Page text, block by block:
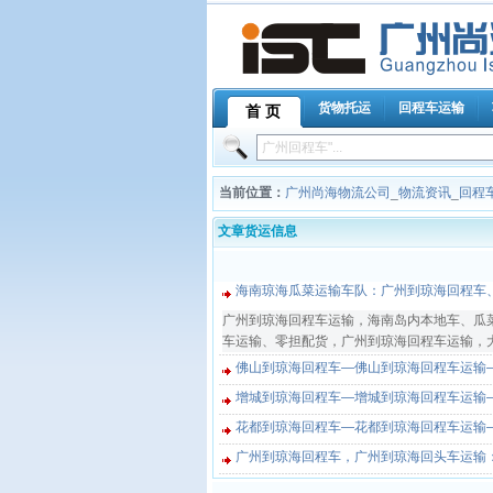
首 页 货物托运 回程车运输
当前位置： 广州尚海物流公司 物流资讯 回程
文章货运信息
海南琼海瓜菜运输车队：广州到琼海回程车
广州到琼海回程车运输，海南岛内本地车、瓜
车运输、零担配货，广州到琼海回程车运输
佛山到琼海回程车—佛山到琼海回程车运
增城到琼海回程车—增城到琼海回程车运
花都到琼海回程车—花都到琼海回程车运
广州到琼海回程车，广州到琼海回头车运